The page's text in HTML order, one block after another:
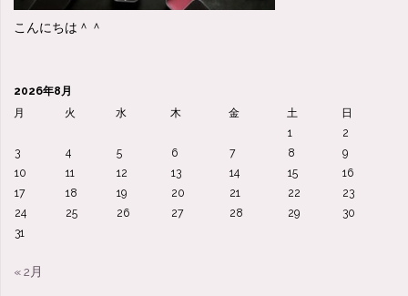
こんにちは＾＾
2026年8月
月
火 水 木 金 土
日
1
2
3
4 5 6 7 8
9
10
11 12 13 14 15
16
17
18 19 20 21 22
23
24
25 26 27 28 29
30
31
« 2月